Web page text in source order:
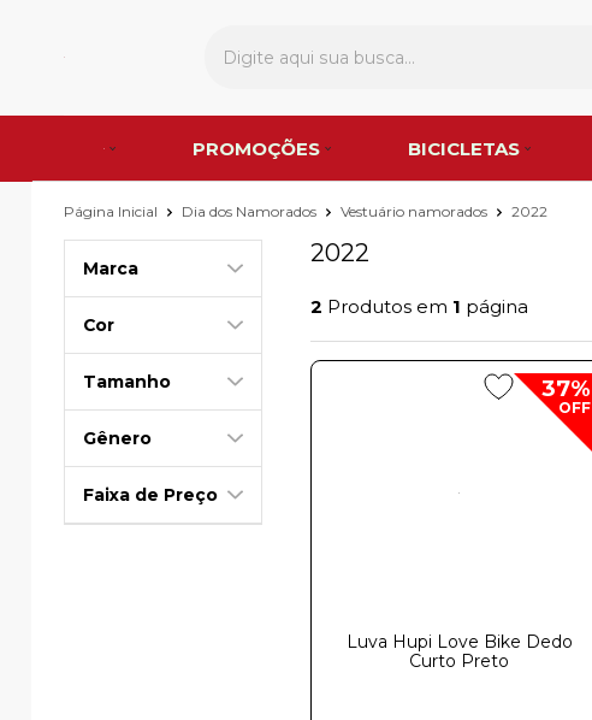
PROMOÇÕES BICICLETAS
Página Inicial Dia dos Namorados Vestuário namorados 2022
Marca
Cor
Tamanho
Gênero
Faixa de Preço
2022
2 Produtos em 1 página
37%
OFF
Luva Hupi Love Bike Dedo
Curto Preto